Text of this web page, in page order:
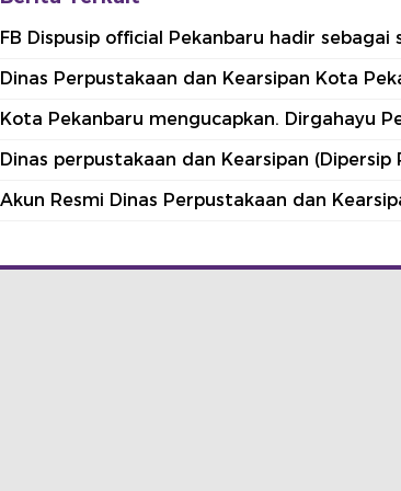
FB Dispusip official Pekanbaru hadir
Dinas Perpustakaan dan Kearsipan Kota
Kota Pekanbaru mengucapkan. Dirgahayu
Dinas perpustakaan dan Kearsipan
Akun Resmi Dinas Perpustakaan dan